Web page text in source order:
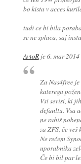
bo kista v acces
tudi ce bi bila
se ne splaca, saj
AvtoRje6. mar
Za Nas4free
katerega
Vsi sevisi, ki
defaultu. Vsa
ne rabiš
za ZFS, če
Ne rečem
uporabnika
Če bi bil par